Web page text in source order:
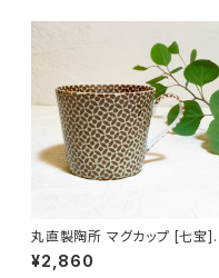
丸直製陶所 マグカップ [七宝]
（茶）
¥2,860